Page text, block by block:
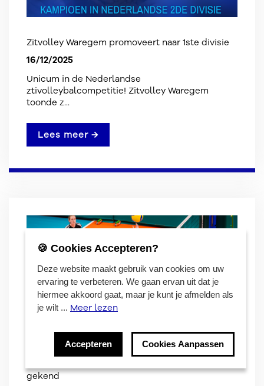
Zitvolley Waregem promoveert naar 1ste divisie
16/12/2025
Unicum in de Nederlandse
ztivolleybalcompetitie! Zitvolley Waregem
toonde z...
Lees meer →
Locaties van de Vlaamse jeugdeindronden zijn
gekend
🍪 Cookies Accepteren?
Deze website maakt gebruik van cookies om uw
ervaring te verbeteren. We gaan ervan uit dat je
hiermee akkoord gaat, maar je kunt je afmelden als
je wilt ... Meer lezen
Accepteren Cookies Aanpassen